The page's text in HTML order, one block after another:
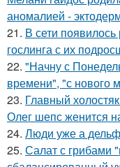
аномалией -
21. В сети
гослинга с их
22. "Начну с
времени", "с нового
23. Главный
Олег шепс женится
24. Люди уже а
25. Салат с грибами